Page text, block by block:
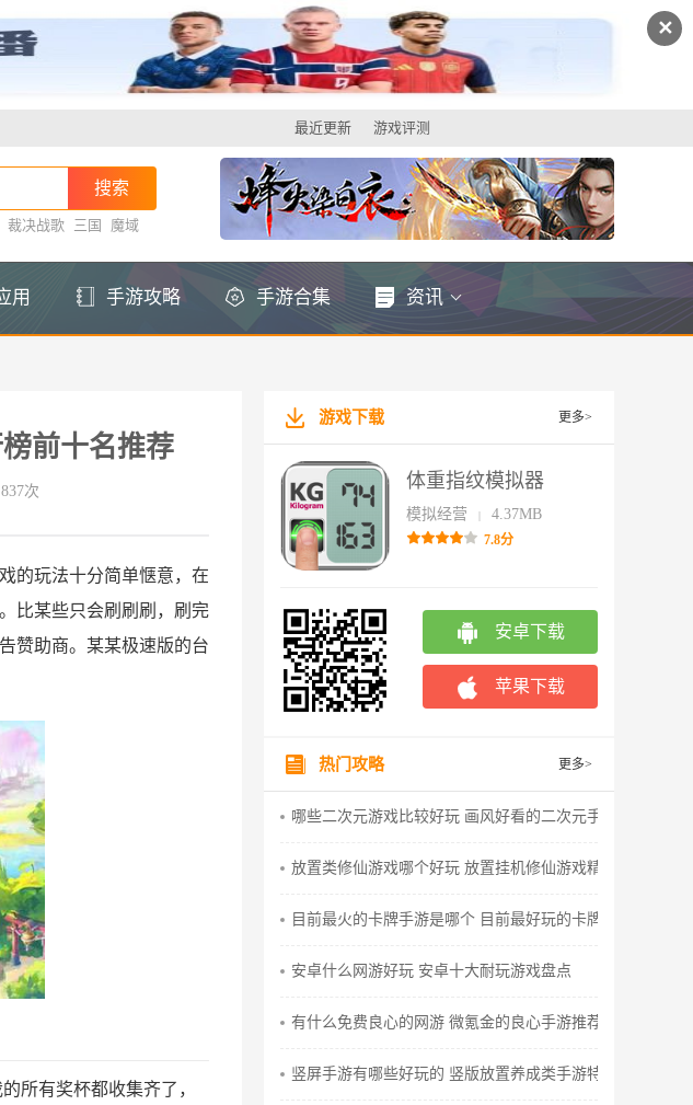
✕
游戏评测
最近更新
裁决战歌 三国 魔域
用 手游攻略 手游合集 资讯
前十名推荐
837次
的玩法十分简单惬意，在
比某些只会刷刷刷，刷完
赞助商。某某极速版的台
所有奖杯都收集齐了，
游戏下载 更多>
体重指纹模拟器
模拟经营 | 4.37MB
7.8分
安卓下载
苹果下载
热门攻略 更多>
哪些二次元游戏比较好玩 画风好看的二次元手游推荐
放置类修仙游戏哪个好玩 放置挂机修仙游戏精品推荐
目前最火的卡牌手游是哪个 目前最好玩的卡牌游戏推荐
安卓什么网游好玩 安卓十大耐玩游戏盘点
有什么免费良心的网游 微氪金的良心手游推荐
竖屏手游有哪些好玩的 竖版放置养成类手游特色简介